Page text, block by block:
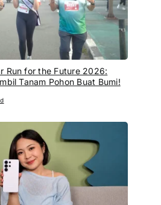
Run for the Future 2026:
Tanam Pohon Buat Bumi!